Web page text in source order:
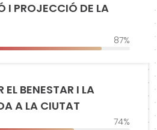
I PROJECCIÓ DE LA
87%
BENESTAR I LA
A LA CIUTAT
74%